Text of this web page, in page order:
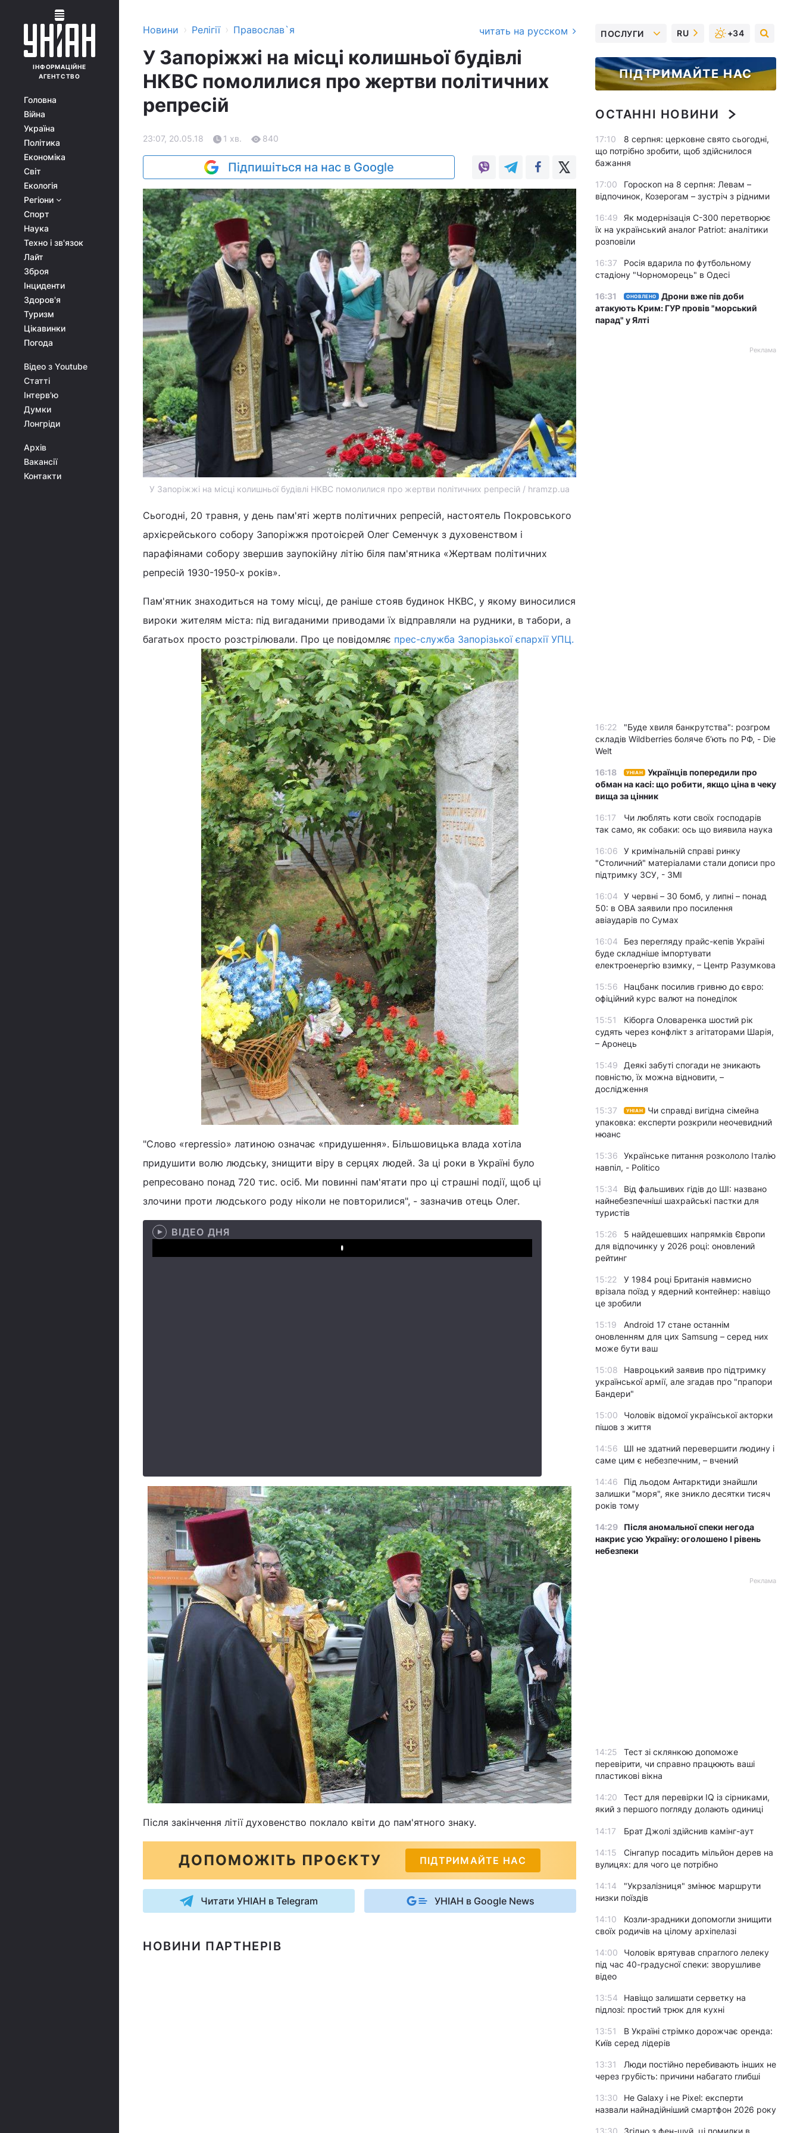
ІНФОРМАЦІЙНЕ
АГЕНТСТВО
Головна
Війна
Україна
Політика
Економіка
Світ
Екологія
Регіони
Спорт
Наука
Техно і зв'язок
Лайт
Зброя
Інциденти
Здоров'я
Туризм
Цікавинки
Погода
Відео з Youtube
Статті
Інтерв'ю
Думки
Лонгріди
Архів
Вакансії
Контакти
Новини › Релігії › Православ`я читать на русском
У Запоріжжі на місці колишньої будівлі
НКВС помолилися про жертви політичних
репресій
23:07, 20.05.18 1 хв. 840
Підпишіться на нас в Google
У Запоріжжі на місці колишньої будівлі НКВС помолилися про жертви політичних репресій / hramzp.ua
Сьогодні, 20 травня, у день пам'яті жертв політичних репресій, настоятель Покровського
архієрейського собору Запоріжжя протоієрей Олег Семенчук з духовенством і
парафіянами собору звершив заупокійну літію біля пам'ятника «Жертвам політичних
репресій 1930-1950‑х років».
Пам'ятник знаходиться на тому місці, де раніше стояв будинок НКВС, у якому виносилися
вироки жителям міста: під вигаданими приводами їх відправляли на рудники, в табори, а
багатьох просто розстрілювали. Про це повідомляє прес-служба Запорізької єпархії УПЦ.
"Слово «repressio» латиною означає «придушення». Більшовицька влада хотіла
придушити волю людську, знищити віру в серцях людей. За ці роки в Україні було
репресовано понад 720 тис. осіб. Ми повинні пам'ятати про ці страшні події, щоб ці
злочини проти людського роду ніколи не повторилися", - зазначив отець Олег.
ВІДЕО ДНЯ
Play
Після закінчення літії духовенство поклало квіти до пам'ятного знаку.
ДОПОМОЖІТЬ ПРОЄКТУ ПІДТРИМАЙТЕ НАС
Читати УНІАН в Telegram УНІАН в Google News
НОВИНИ ПАРТНЕРІВ
ПОСЛУГИ RU +34
ПІДТРИМАЙТЕ НАС
ОСТАННІ НОВИНИ
17:10
8 серпня: церковне свято сьогодні,
що потрібно зробити, щоб здійснилося
бажання
17:00
Гороскоп на 8 серпня: Левам –
відпочинок, Козерогам – зустріч з рідними
16:49
Як модернізація С-300 перетворює
їх на український аналог Patriot: аналітики
розповіли
16:37
Росія вдарила по футбольному
стадіону "Чорноморець" в Одесі
16:31 ОНОВЛЕНО
Дрони вже пів доби
атакують Крим: ГУР провів "морський
парад" у Ялті
Реклама
16:22
"Буде хвиля банкрутства": розгром
складів Wildberries боляче бʼють по РФ, - Die
Welt
16:18 УНІАН
Українців попередили про
обман на касі: що робити, якщо ціна в чеку
вища за цінник
16:17
Чи люблять коти своїх господарів
так само, як собаки: ось що виявила наука
16:06
У кримінальній справі ринку
"Столичний" матеріалами стали дописи про
підтримку ЗСУ, - ЗМІ
16:04
У червні – 30 бомб, у липні – понад
50: в ОВА заявили про посилення
авіаударів по Сумах
16:04
Без перегляду прайс-кепів Україні
буде складніше імпортувати
електроенергію взимку, – Центр Разумкова
15:56
Нацбанк посилив гривню до євро:
офіційний курс валют на понеділок
15:51
Кіборга Оловаренка шостий рік
судять через конфлікт з агітаторами Шарія,
– Аронець
15:49
Деякі забуті спогади не зникають
повністю, їх можна відновити, –
дослідження
15:37 УНІАН
Чи справді вигідна сімейна
упаковка: експерти розкрили неочевидний
нюанс
15:36
Українське питання розкололо Італію
навпіл, - Politico
15:34
Від фальшивих гідів до ШІ: названо
найнебезпечніші шахрайські пастки для
туристів
15:26
5 найдешевших напрямків Європи
для відпочинку у 2026 році: оновлений
рейтинг
15:22
У 1984 році Британія навмисно
врізала поїзд у ядерний контейнер: навіщо
це зробили
15:19
Android 17 стане останнім
оновленням для цих Samsung – серед них
може бути ваш
15:08
Навроцький заявив про підтримку
української армії, але згадав про "прапори
Бандери"
15:00
Чоловік відомої української акторки
пішов з життя
14:56
ШІ не здатний перевершити людину і
саме цим є небезпечним, – вчений
14:46
Під льодом Антарктиди знайшли
залишки "моря", яке зникло десятки тисяч
років тому
14:29
Після аномальної спеки негода
накриє усю Україну: оголошено І рівень
небезпеки
Реклама
14:25
Тест зі склянкою допоможе
перевірити, чи справно працюють ваші
пластикові вікна
14:20
Тест для перевірки IQ із сірниками,
який з першого погляду долають одиниці
14:17 Брат Джолі здійснив камінг-аут
14:15
Сінгапур посадить мільйон дерев на
вулицях: для чого це потрібно
14:14
"Укрзалізниця" змінює маршрути
низки поїздів
14:10
Козли-зрадники допомогли знищити
своїх родичів на цілому архіпелазі
14:00
Чоловік врятував спраглого лелеку
під час 40-градусної спеки: зворушливе
відео
13:54
Навіщо залишати серветку на
підлозі: простий трюк для кухні
13:51
В Україні стрімко дорожчає оренда:
Київ серед лідерів
13:31
Люди постійно перебивають інших не
через грубість: причини набагато глибші
13:30
Не Galaxy і не Pixel: експерти
назвали найнадійніший смартфон 2026 року
13:30 Згідно з фен-шуй, ці помилки в